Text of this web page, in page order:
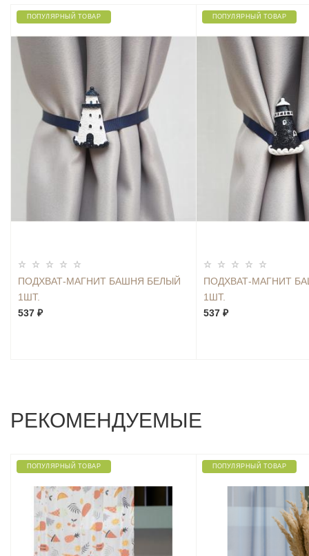
ПОПУЛЯРНЫЙ ТОВАР
ПОДХВАТ-МАГНИТ БАШНЯ БЕЛЫЙ
1ШТ.
537 ₽
ПОПУЛЯРНЫЙ ТОВАР
ПОДХВАТ-МАГНИТ
1ШТ.
537 ₽
РЕКОМЕНДУЕМЫЕ
ПОПУЛЯРНЫЙ ТОВАР ПОПУЛЯРНЫЙ ТОВАР